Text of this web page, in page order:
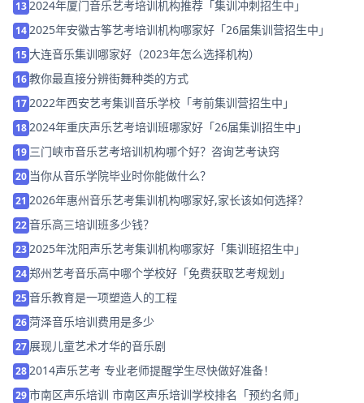
13 2024年厦门音乐艺考培训机构推荐「集训冲刺招生中」
14 2025年安徽古筝艺考培训机构哪家好「26届集训营招生中」
15大连音乐集训哪家好（2023年怎么选择机构）
16教你最直接分辨街舞种类的方式
17 2022年西安艺考集训音乐学校「考前集训营招生中」
18 2024年重庆声乐艺考培训班哪家好「26届集训招生中」
19 三门峡市音乐艺考培训机构哪个好？咨询艺考诀窍
20 当你从音乐学院毕业时你能做什么？
21 2026年惠州音乐艺考集训机构哪家好,家长该如何选择？
22音乐高三培训班多少钱？
23 2025年沈阳声乐艺考集训机构哪家好「集训班招生中」
24郑州艺考音乐高中哪个学校好「免费获取艺考规划」
25音乐教育是一项塑造人的工程
26菏泽音乐培训费用是多少
27 展现儿童艺术才华的音乐剧
28 2014声乐艺考 专业老师提醒学生尽快做好准备！
29市南区声乐培训 市南区声乐培训学校排名「预约名师」